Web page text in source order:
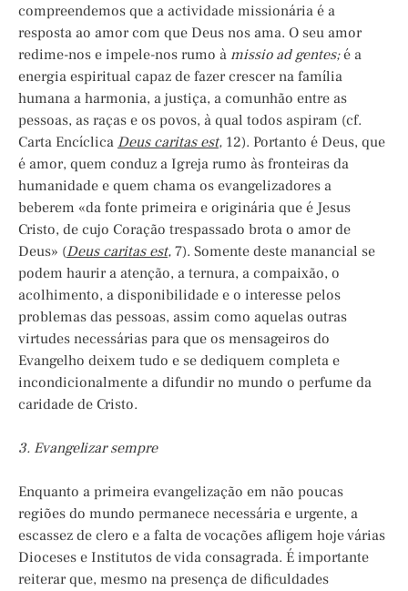
compreendemos que a actividade missionária é a
resposta ao amor com que Deus nos ama. O seu amor
redime-nos e impele-nos rumo à missioad gentes;é a
energia espiritual capaz de fazer crescer na família
humana a harmonia, a justiça, a comunhão entre as
pessoas, as raças e os povos, à qual todos aspiram (cf.
Carta Encíclica Deus caritas est, 12). Portanto é Deus, que
é amor, quem conduz a Igreja rumo às fronteiras da
humanidade e quem chama os evangelizadores a
beberem «da fonte primeira e originária que é Jesus
Cristo, de cujo Coração trespassado brota o amor de
Deus» (Deus caritas est, 7). Somente deste manancial se
podem haurir a atenção, a ternura, a compaixão, o
acolhimento, a disponibilidade e o interesse pelos
problemas das pessoas, assim como aquelas outras
virtudes necessárias para que os mensageiros do
Evangelho deixem tudo e se dediquem completa e
incondicionalmente a difundir no mundo o perfume da
caridade de Cristo.
3. Evangelizar sempre
Enquanto a primeira evangelização em não poucas
regiões do mundo permanece necessária e urgente, a
escassez de clero e a falta de vocações afligem hoje várias
Dioceses e Institutos de vida consagrada. É importante
reiterar que, mesmo na presença de dificuldades